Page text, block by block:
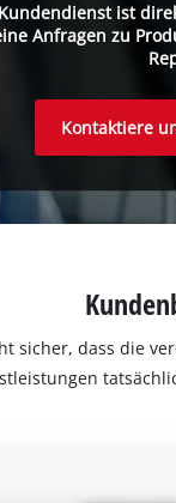
ist
Anfragen zu
Kontaktiere
sicher, dass die